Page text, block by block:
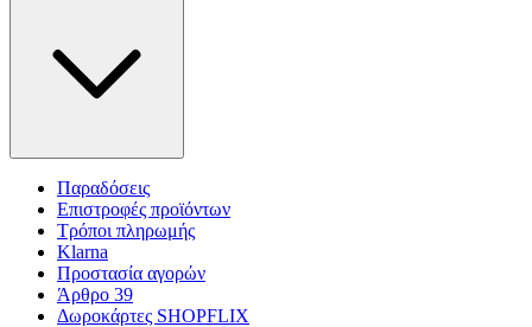
Παραδόσεις
Επιστροφές προϊόντων
Τρόποι πληρωμής
Klarna
Προστασία αγορών
Άρθρο 39
Δωροκάρτες SHOPFLIX